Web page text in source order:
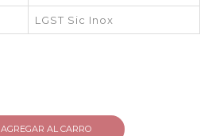
LGST Sic Inox
AGREGAR AL CARRO